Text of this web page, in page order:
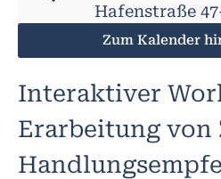
Hafenstraße
Zum Kalender
Interaktiver
Erarbeitung von